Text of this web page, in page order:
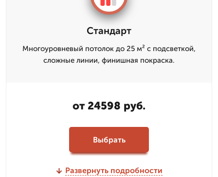
Стандарт
Многоуровневый потолок до 25 м² с подсветкой,
сложные линии, финишная покраска.
от 24598 руб.
Выбрать
Развернуть подробности